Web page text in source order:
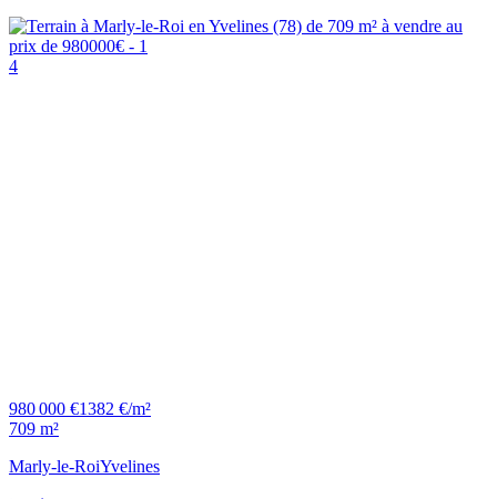
4
980 000 €1382 €/m²
709 m²
Marly-le-RoiYvelines